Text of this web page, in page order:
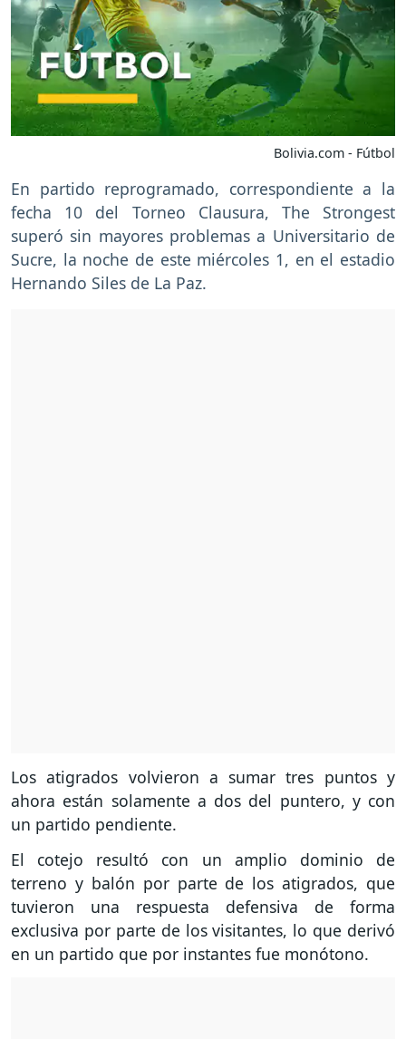
Bolivia.com - Fútbol
En partido reprogramado, correspondiente a la
fecha 10 del Torneo Clausura, The Strongest
superó sin mayores problemas a Universitario de
Sucre, la noche de este miércoles 1, en el estadio
Hernando Siles de La Paz.
Los atigrados volvieron a sumar tres puntos y
ahora están solamente a dos del puntero, y con
un partido pendiente.
El cotejo resultó con un amplio dominio de
terreno y balón por parte de los atigrados, que
tuvieron una respuesta defensiva de forma
exclusiva por parte de los visitantes, lo que derivó
en un partido que por instantes fue monótono.